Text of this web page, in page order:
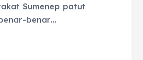
Sumenep patut
benar…